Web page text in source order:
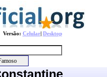
Celular| Desktop